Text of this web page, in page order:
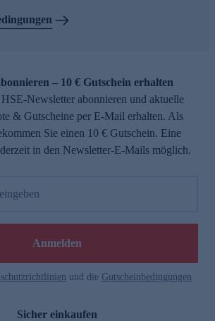
– 10 € Gutschein erhalten
Newsletter abonnieren und aktuelle
& Gutscheine per E-Mail erhalten. Als
Sie einen 10 € Gutschein. Eine
in den Newsletter-E-Mails möglich.
Anmelden
und die Gutscheinbedingungen
Sicher einkaufen